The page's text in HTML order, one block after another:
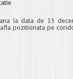
la data de 15
afla pozitionata pe